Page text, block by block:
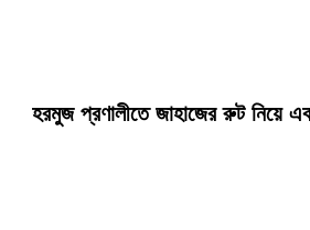
হরমুজ প্রণালীতে জাহাজের রুট নিয়ে